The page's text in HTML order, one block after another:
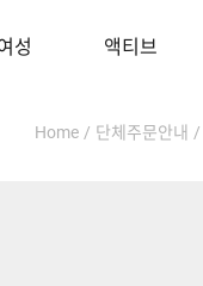
성 액티브
Home / 단체주문안내 /